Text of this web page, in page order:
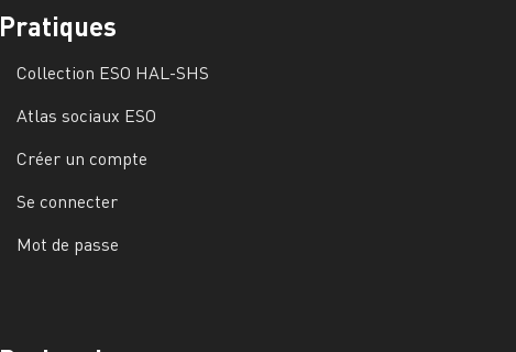
Pratiques
Collection ESO HAL-SHS
Atlas sociaux ESO
Créer un compte
Se connecter
Mot de passe